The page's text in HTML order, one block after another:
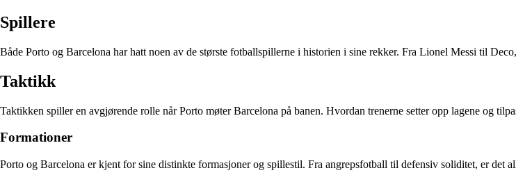
Spillere
Både Porto og Barcelona har hatt noen av de største fotballspillerne i historien i sine rekker. Fra Lionel Messi til
Taktikk
Taktikken spiller en avgjørende rolle når Porto møter Barcelona på banen. Hvordan trenerne setter opp lagene og
Formationer
Porto og Barcelona er kjent for sine distinkte formasjoner og spillestil. Fra angrepsfotball til defensiv soliditet, er det